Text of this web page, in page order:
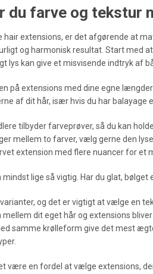
du farve og tekstur
hair extensions, er det afgørende at
og harmonisk resultat. Start med
lys kan give et misvisende indtryk af
på extensions med dine egne
af dit hår, især hvis du har balayage
tilbyder farveprøver, så du kan
mellem to farver, vælg gerne den
extension med flere nuancer for et
lige så vigtig. Har du glat, bølget
og det er vigtigt at vælge en
dit eget hår og extensions
samme krølleform give det mest
være en fordel at vælge extensions,